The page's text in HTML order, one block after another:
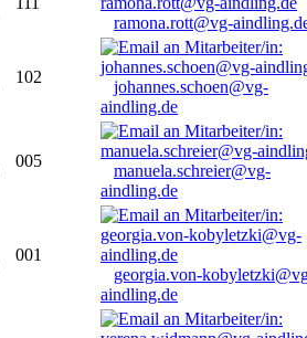
ramona.rott@vg-
102
johannes.schoen@vg-
aindling.de
005
manuela.schreier@vg-
aindling.de
001
georgia.von-
aindling.de